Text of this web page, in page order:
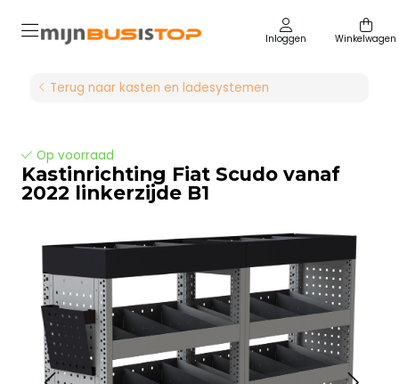
Inloggen Winkelwagen
Terug naar kasten en ladesystemen
Op voorraad
Kastinrichting Fiat Scudo vanaf
2022 linkerzijde B1